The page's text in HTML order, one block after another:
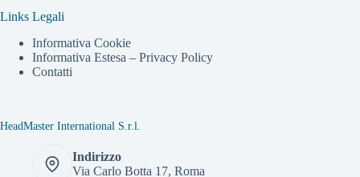
Links Legali
Informativa Cookie
Informativa Estesa – Privacy Policy
Contatti
HeadMaster International S.r.l.
Indirizzo
Via Carlo Botta 17, Roma